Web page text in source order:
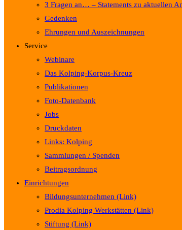
3 Fragen an… – Statements zu aktuellen
Gedenken
Ehrungen und Auszeichnungen
Service
Webinare
Das Kolping-Korpus-Kreuz
Publikationen
Foto-Datenbank
Jobs
Druckdaten
Links: Kolping
Sammlungen / Spenden
Beitragsordnung
Einrichtungen
Bildungsunternehmen (Link)
Prodia Kolping Werkstätten (Link)
Stiftung (Link)